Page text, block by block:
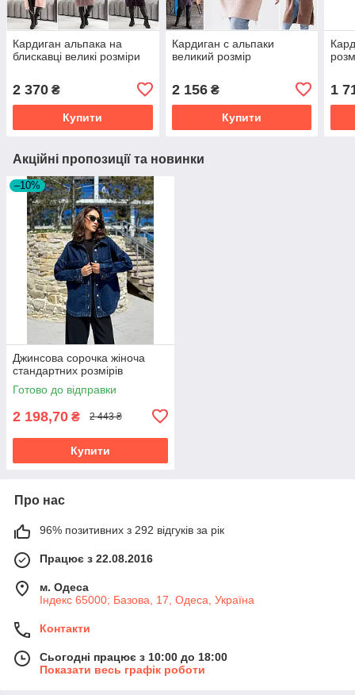
Кардиган альпака на
блискавці великі розміри
2 370 ₴
Купити
Кардиган с альпаки
великий розмір
2 156₴
Купити
1
Акційні пропозиції та новинки
–10%
Джинсова сорочка жіноча
стандартних розмірів
Готово до відправки
2 198,70 ₴ 2 443 ₴
Купити
Про нас
96% позитивних з 292 відгуків за рік
Працює з 22.08.2016
м. Одеса
Індекс 65000; Базова, 17, Одеса, Україна
Контакти
Сьогодні працює з 10:00 до 18:00
Показати весь графік роботи